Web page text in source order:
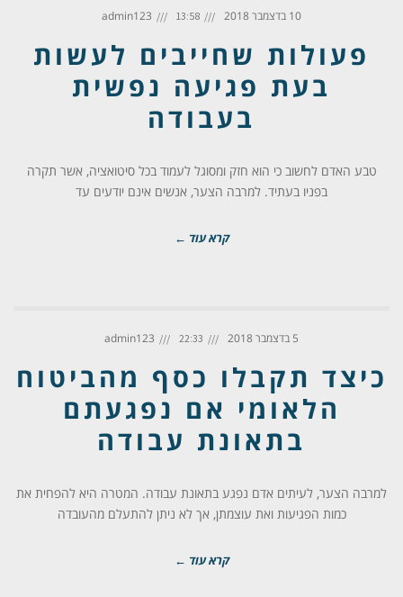
10 בדצמבר 2018 13:58
admin123
פעולות שחייבים לעשות
בעת פגיעה נפשית
בעבודה
טבע האדם לחשוב כי הוא חזק ומסוגל לעמוד בכל סיטואציה, אשר תקרה
בפניו בעתיד. למרבה הצער, אנשים אינם יודעים עד
קרא עוד ←
5 בדצמבר 2018 22:33
admin123
כיצד תקבלו כסף מהביטוח
הלאומי אם נפגעתם
בתאונת עבודה
למרבה הצער, לעיתים אדם נפגע בתאונת עבודה. המטרה היא להפחית את
כמות הפגיעות ואת עוצמתן, אך לא ניתן להתעלם מהעובדה
קרא עוד ←